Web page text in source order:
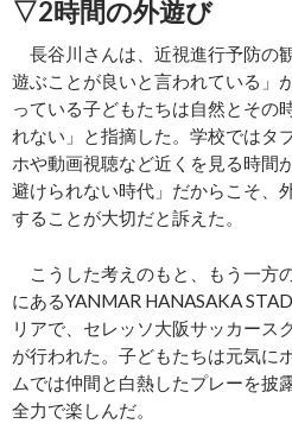
▽2時間の外遊び
長谷川さんは、近視進行予防の
遊ぶことが良いと言われている」
っている子どもたちは自然とその
れない」と指摘した。学校ではタ
ホや動画視聴など近くを見る時間
避けられない時代」だからこそ、
することが大切だと訴えた。
こうした考えのもと、もう一方
にあるYANMAR HANASAKA
リアで、セレッソ大阪サッカース
が行われた。子どもたちは元気に
ムでは仲間と白熱したプレーを披
全力で楽しんだ。